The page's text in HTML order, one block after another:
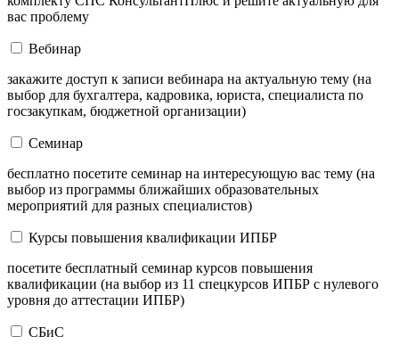
вас проблему
Вебинар
закажите доступ к записи вебинара на актуальную тему (на
выбор для бухгалтера, кадровика, юриста, специалиста по
госзакупкам, бюджетной организации)
Семинар
бесплатно посетите семинар на интересующую вас тему (на
выбор из программы ближайших образовательных
мероприятий для разных специалистов)
Курсы повышения квалификации ИПБР
посетите бесплатный семинар курсов повышения
квалификации (на выбор из 11 спецкурсов ИПБР с нулевого
уровня до аттестации ИПБР)
СБиС